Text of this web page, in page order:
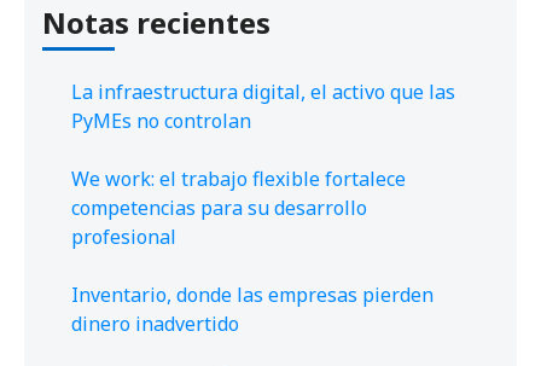
Notas recientes
La infraestructura digital, el activo que las
PyMEs no controlan
We work: el trabajo flexible fortalece
competencias para su desarrollo
profesional
Inventario, donde las empresas pierden
dinero inadvertido